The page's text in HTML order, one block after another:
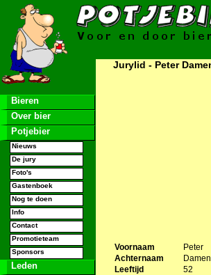
Bieren
Over bier
Potjebier
Nieuws
De jury
Foto's
Gastenboek
Nog te doen
Info
Contact
Promotieteam
Sponsors
Leden
Jurylid - Peter
Voornaam
Peter
Achternaam
Damen
Leeftijd
52